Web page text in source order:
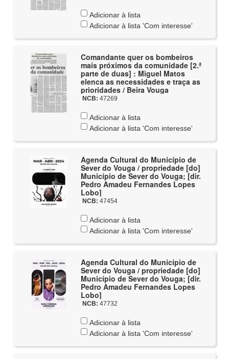
Adicionar à lista
Adicionar à lista 'Com interesse'
Comandante quer os bombeiros
mais próximos da comunidade [2.ª
parte de duas] : Miguel Matos
elenca as necessidades e traça as
prioridades / Beira Vouga
NCB: 47269
Adicionar à lista
Adicionar à lista 'Com interesse'
Agenda Cultural do Município de
Sever do Vouga / propriedade [do]
Município de Sever do Vouga; [dir.
Pedro Amadeu Fernandes Lopes
Lobo]
NCB: 47454
Adicionar à lista
Adicionar à lista 'Com interesse'
Agenda Cultural do Município de
Sever do Vouga / propriedade [do]
Município de Sever do Vouga; [dir.
Pedro Amadeu Fernandes Lopes
Lobo]
NCB: 47732
Adicionar à lista
Adicionar à lista 'Com interesse'